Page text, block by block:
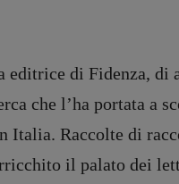
editrice di Fidenza, di
che l’ha portata a
Italia. Raccolte di
il palato dei